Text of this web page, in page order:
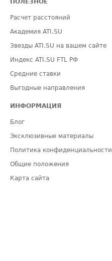
ПОЛЕЗНОЕ
Расчет расстояний
Академия ATI.SU
Звезды ATI.SU на вашем сайте
Индекс ATI.SU FTL РФ
Средние ставки
Выгодные направления
ИНФОРМАЦИЯ
Блог
Эксклюзивные материалы
Политика конфиденциальности
Общие положения
Карта сайта